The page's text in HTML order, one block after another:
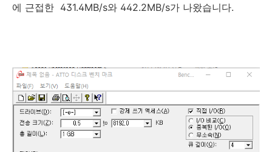
에 근접한 431.4MB/s와 442.2MB/s가 나왔습니다.